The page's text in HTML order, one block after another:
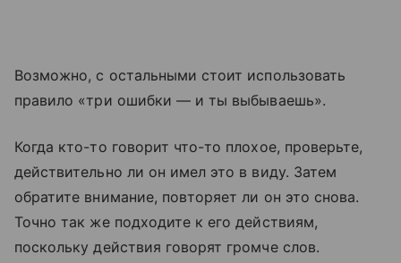
Возможно, с остальными стоит использовать
правило «три ошибки — и ты выбываешь».
Когда кто-то говорит что-то плохое, проверьте,
действительно ли он имел это в виду. Затем
обратите внимание, повторяет ли он это снова.
Точно так же подходите к его действиям,
поскольку действия говорят громче слов.